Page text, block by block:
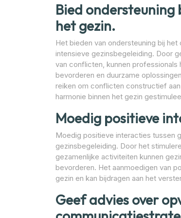
Bied ondersteuning
het gezin.
Het bieden van ondersteuning bij
intensieve gezinsbegeleiding. Door
van conflicten, kunnen
bevorderen en duurzame
reiken om conflicten constructief
harmonie binnen het gezin
Moedig positieve
Moedig positieve interacties tussen
gezinsbegeleiding. Door het
gezamenlijke activiteiten kunnen
bevorderen. Het aanmoedigen van
gezin en kan bijdragen aan het
Geef advies over